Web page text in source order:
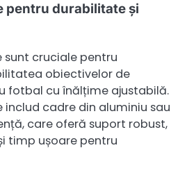
pentru durabilitate și
cruciale pentru
obiectivelor de
fotbal cu înălțime ajustabilă.
cadre din aluminiu sau
care oferă suport robust,
timp ușoare pentru